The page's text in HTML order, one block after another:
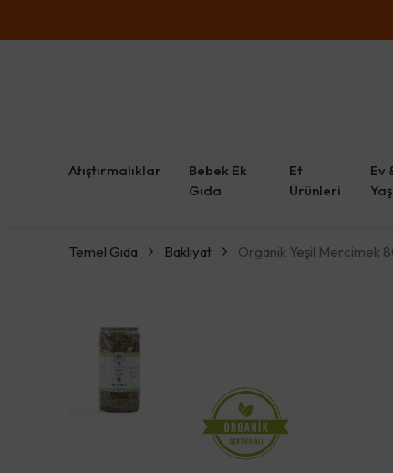
Atıştırmalıklar
Bebek Ek
Gıda
Et
Ürünleri
Ev
Temel Gıda Bakliyat
Organik Yeşil Mercimek